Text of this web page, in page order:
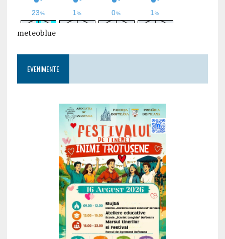
meteoblue
EVENIMENTE